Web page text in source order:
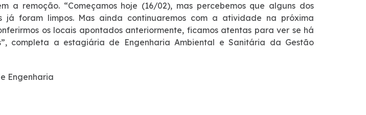
a remoção. “Começamos hoje (16/02), mas percebemos que alguns dos
já foram limpos. Mas ainda continuaremos com a atividade na próxima
os locais apontados anteriormente, ficamos atentas para ver se há
completa a estagiária de Engenharia Ambiental e Sanitária da Gestão
Engenharia